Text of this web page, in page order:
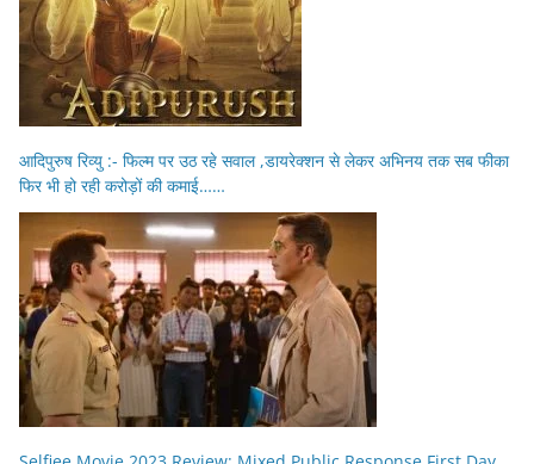
आदिपुरुष रिव्यु :- फिल्म पर उठ रहे सवाल ,डायरेक्शन से लेकर अभिनय तक सब फीका
फिर भी हो रही करोड़ों की कमाई……